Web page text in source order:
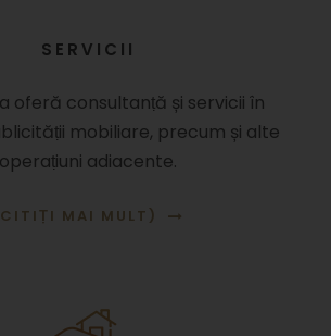
SERVICII
oferă consultanṭă și servicii în
mobiliare, precum și alte
operaṭiuni adiacente.
MAI MULT)